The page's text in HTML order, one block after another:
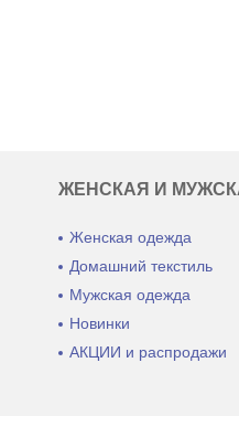
ЖЕНСКАЯ И
Женская одежда
Домашний текстиль
Мужская одежда
Новинки
АКЦИИ и распродажи